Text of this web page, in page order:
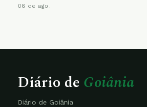
06 de ago.
Diário de Goiânia
Diário de Goiânia